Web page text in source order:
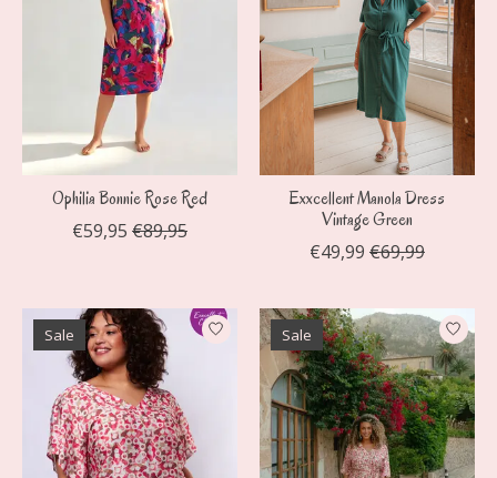
Ophilia Bonnie Rose Red
€59,95 €89,95
Exxcellent Manola Dress
Vintage Green
€49,99 €69,99
Sale Sale